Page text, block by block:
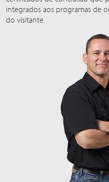
integrados aos programas de
do visitante.